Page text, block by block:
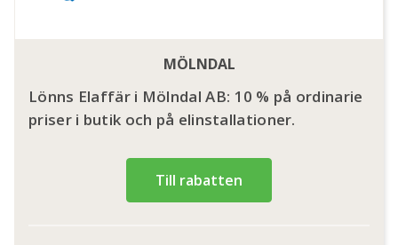
MÖLNDAL
Lönns Elaffär i Mölndal AB: 10 % på ordinarie
priser i butik och på elinstallationer.
Till rabatten